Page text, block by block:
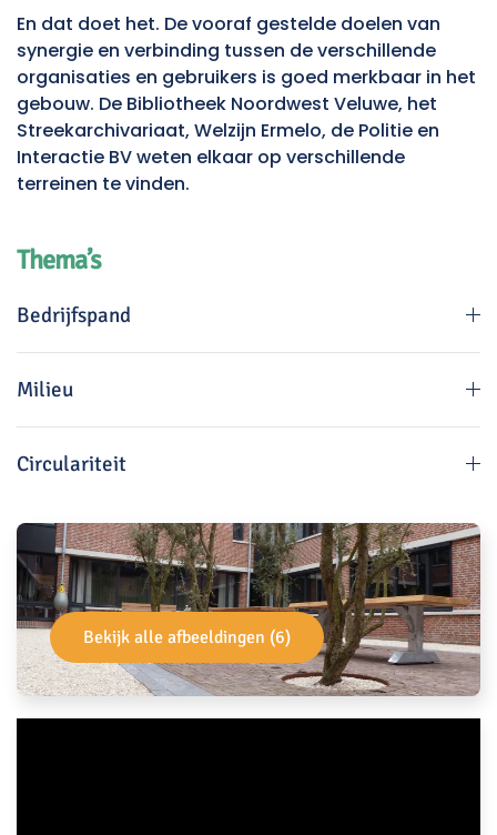
En dat doet het. De vooraf gestelde doelen van
synergie en verbinding tussen de verschillende
organisaties en gebruikers is goed merkbaar in het
gebouw. De Bibliotheek Noordwest Veluwe, het
Streekarchivariaat, Welzijn Ermelo, de Politie en
Interactie BV weten elkaar op verschillende
terreinen te vinden.
Thema’s
Bedrijfspand
Milieu
Circulariteit
Bekijk alle afbeeldingen (6)